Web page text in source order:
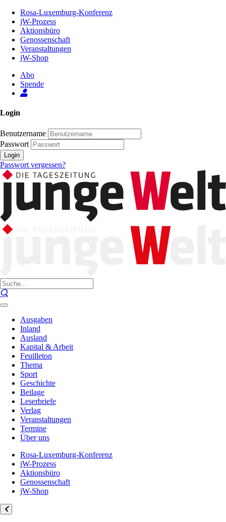
Inhalt
Seite
Rosa-Luxemburg-Konferenz
jW-Prozess
Aktionsbüro
Genossenschaft
Veranstaltungen
jW-Shop
Abo
Spende
Login
Benutzername
Passwort
Login
Passwort vergessen?
Ausgaben
Inland
Ausland
Kapital & Arbeit
Feuilleton
Thema
Sport
Geschichte
Beilage
Leserbriefe
Verlag
Veranstaltungen
Termine
Über uns
Rosa-Luxemburg-Konferenz
jW-Prozess
Aktionsbüro
Genossenschaft
jW-Shop